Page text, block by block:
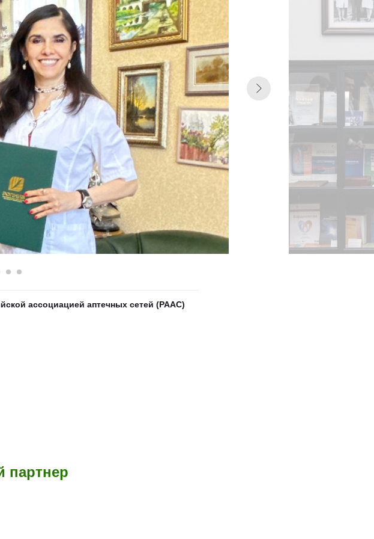
ассоциацией аптечных сетей (РААС)
партнер